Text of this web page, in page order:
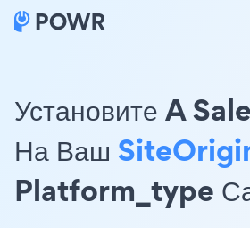
Установите A
На Ваш
Platform_type